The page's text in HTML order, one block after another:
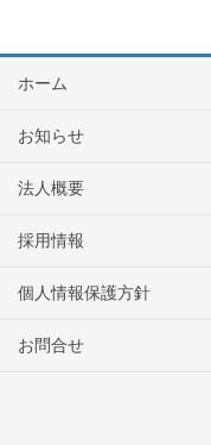
ホーム
お知らせ
法人概要
採用情報
個人情報保護方針
お問合せ